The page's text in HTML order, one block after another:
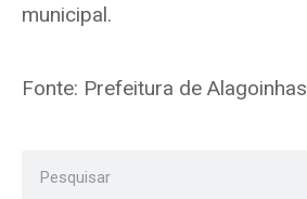
municipal.
Fonte: Prefeitura de Alagoinhas